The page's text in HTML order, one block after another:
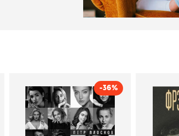
-36%
Сила Instagram. Простой
путь к миллиону
подписчиков
Автор
Петр Плосков
Издательство
Бомбора
Как